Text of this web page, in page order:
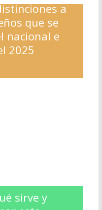
a
que se
nacional e
2025
sirve y